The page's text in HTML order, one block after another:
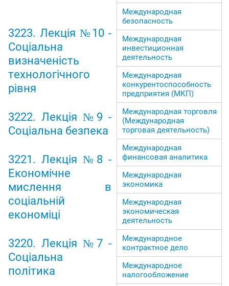
3223. Лекція №10 -
Соціальна
визначеність
технологічного
рівня
3222. Лекція №9 -
Соціальна безпека
3221. Лекція №8 -
Економічне
мислення в
соціальній
економіці
3220. Лекція №7 -
Соціальна
політика
Международная
безопасность
Международная
инвестиционная
деятельность
Международная
конкурентоспособность
предприятия (МКП)
Международная торговля
(Международная
торговая деятельность)
Международная
финансовая аналитика
Международная
экономика
Международная
экономическая
деятельность
Международное
контрактное дело
Международное
налогообложение